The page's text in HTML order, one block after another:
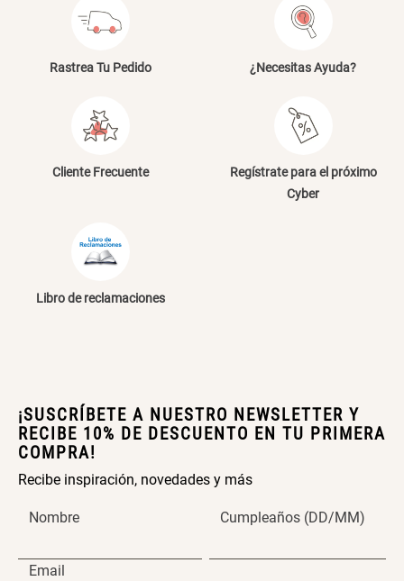
Rastrea Tu Pedido ¿Necesitas Ayuda?
Cliente Frecuente
Regístrate para el próximo
Cyber
Libro de reclamaciones
¡SUSCRÍBETE A NUESTRO NEWSLETTER Y
RECIBE 10% DE DESCUENTO EN TU PRIMERA
COMPRA!
Recibe inspiración, novedades y más
Nombre Cumpleaños (DD/MM)
Email